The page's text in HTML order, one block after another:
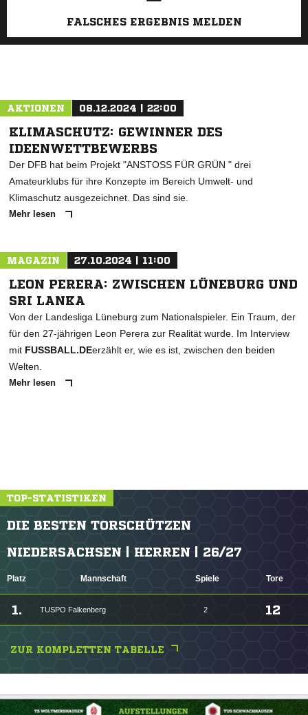
FALSCHES ERGEBNIS MELDEN
AKTIONEN 08.12.2024 | 22:00
KLIMASCHUTZ: GEWINNER DES
IDEENWETTBEWERBS
Der DFB hat beim Projekt "ANSTOSS FÜR GRÜN " drei
Amateurklubs für ihre Konzepte im Bereich Umwelt- und
Klimaschutz ausgezeichnet. Das sind sie.
Mehr lesen
MAGAZIN 27.10.2024 | 11:00
LEON PERERA: ZWISCHEN LÜNEBURG UND
SRI LANKA
Von der Landesliga Lüneburg zum Nationalspieler. Ein Traum, der
für den 27-jährigen Leon Perera zur Realität wurde. Im Interview
mit FUSSBALL.DEerzählt er, wie es ist, zwischen den beiden
Welten.
Mehr lesen
TOP-STATISTIKEN
DIE BESTEN TORSCHÜTZEN
NIEDERSACHSEN | HERREN | 26/27
Platz Mannschaft Spiele Tore
1. TUSPO Falkenberg 2 12
ZUR KOMPLETTEN TABELLE